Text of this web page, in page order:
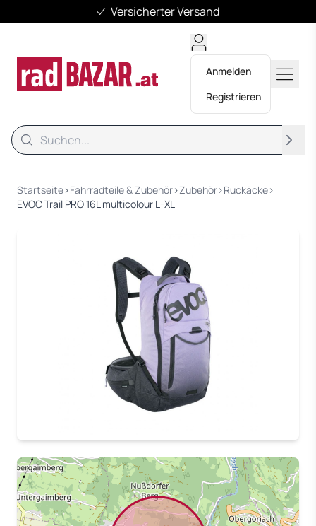
Versicherter Versand
Anmelden
Registrieren
Suche
Startseite›Fahrradteile & Zubehör›Zubehör›Ruckäcke›
EVOC Trail PRO 16L multicolour L-XL